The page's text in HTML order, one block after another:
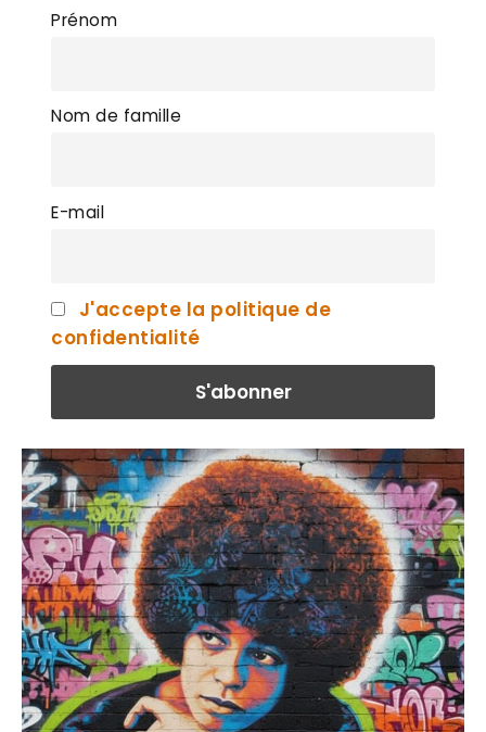
Prénom
Nom de famille
E-mail
J'accepte la politique de
confidentialité